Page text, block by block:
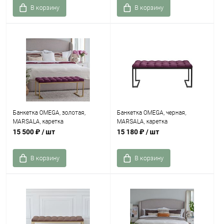
В корзину В корзину
Банкетка OMEGA, золотая,
MARSALA, каретка
15 500 ₽/ шт
В корзину
Банкетка OMEGA, черная,
MARSALA, каретка
15 180 ₽/ шт
В корзину